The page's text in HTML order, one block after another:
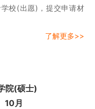
校(出愿)，提交申请材
了解更多>>
院(硕士)
10月